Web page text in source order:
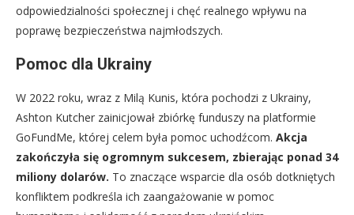
odpowiedzialności społecznej i chęć realnego wpływu na
poprawę bezpieczeństwa najmłodszych.
Pomoc dla Ukrainy
W 2022 roku, wraz z Milą Kunis, która pochodzi z Ukrainy,
Ashton Kutcher zainicjował zbiórkę funduszy na platformie
GoFundMe, której celem była pomoc uchodźcom. Akcja
zakończyła się ogromnym sukcesem, zbierając ponad 34
miliony dolarów. To znaczące wsparcie dla osób dotkniętych
konfliktem podkreśla ich zaangażowanie w pomoc